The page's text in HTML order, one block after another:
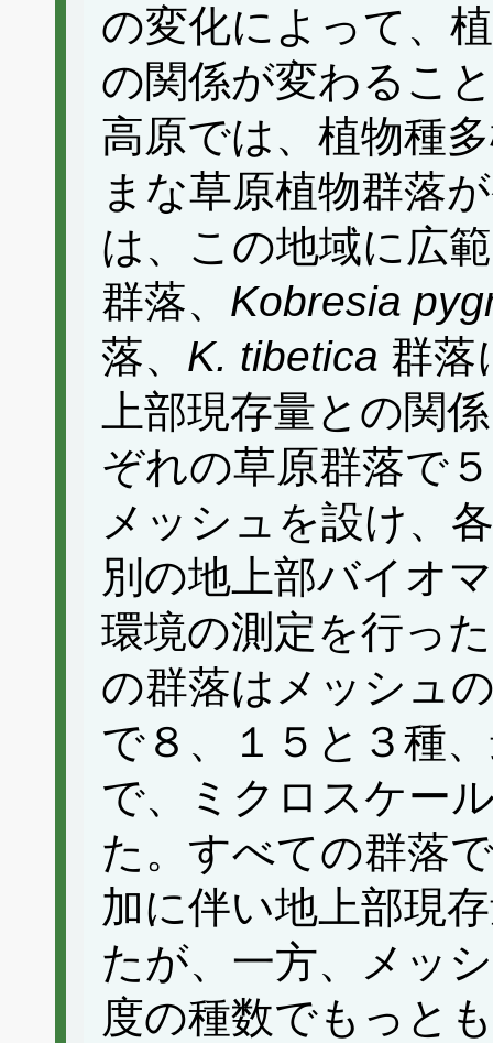
の変化によって、
の関係が変わるこ
高原では、植物種
まな草原植物群落
は、この地域に広
群落、 Kobresia
落、 K. tibetica 群落
上部現存量との関
ぞれの草原群落で
メッシュを設け、
別の地上部バイオ
環境の測定を行っ
の群落はメッシュ
で８、１５と３種
で、ミクロスケー
た。すべての群落
加に伴い地上部現
たが、一方、メッ
度の種数でもっと